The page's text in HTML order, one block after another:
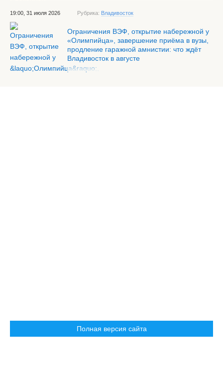
19:00, 31 июля 2026 Рубрика: Владивосток
Ограничения ВЭФ, открытие набережной у
«Олимпийца», завершение приёма в вузы,
продление гаражной амнистии: что ждёт
Владивосток в августе
Полная версия сайта